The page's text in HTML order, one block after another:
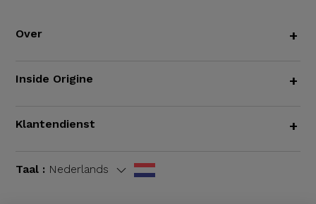
Over +
Inside Origine +
Klantendienst +
Taal : Nederlands